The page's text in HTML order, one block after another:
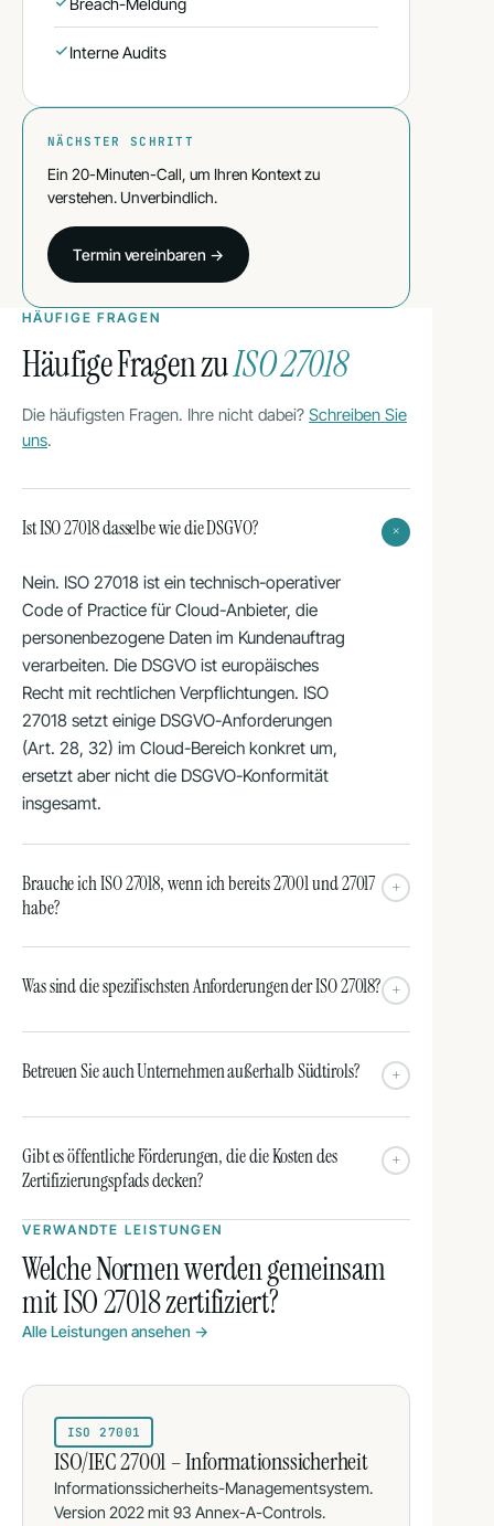
Breach-Meldung
Interne Audits
NÄCHSTER SCHRITT
Ein 20-Minuten-Call, um Ihren Kontext zu
verstehen. Unverbindlich.
Termin vereinbaren →
HÄUFIGE FRAGEN
Häufige Fragen zuISO 27018
Die häufigsten Fragen. Ihre nicht dabei? Schreiben Sie
uns.
Ist ISO 27018 dasselbe wie die DSGVO? +
Nein. ISO 27018 ist ein technisch-operativer
Code of Practice für Cloud-Anbieter, die
personenbezogene Daten im Kundenauftrag
verarbeiten. Die DSGVO ist europäisches
Recht mit rechtlichen Verpflichtungen. ISO
27018 setzt einige DSGVO-Anforderungen
(Art. 28, 32) im Cloud-Bereich konkret um,
ersetzt aber nicht die DSGVO-Konformität
insgesamt.
Brauche ich ISO 27018, wenn ich bereits 27001 und 27017
habe?
+
Was sind die spezifischsten Anforderungen der ISO 27018? +
Betreuen Sie auch Unternehmen außerhalb Südtirols? +
Gibt es öffentliche Förderungen, die die Kosten des
Zertifizierungspfads decken?
+
VERWANDTE LEISTUNGEN
Welche Normen werden gemeinsam
mit ISO 27018 zertifiziert?
Alle Leistungen ansehen →
ISO 27001
ISO/IEC 27001 – Informationssicherheit
Informationssicherheits-Managementsystem.
Version 2022 mit 93 Annex-A-Controls.